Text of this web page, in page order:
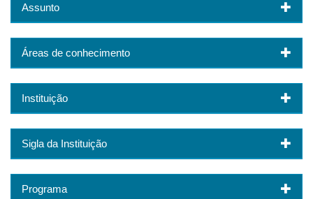
Assunto
Áreas de conhecimento
Instituição
Sigla da Instituição
Programa